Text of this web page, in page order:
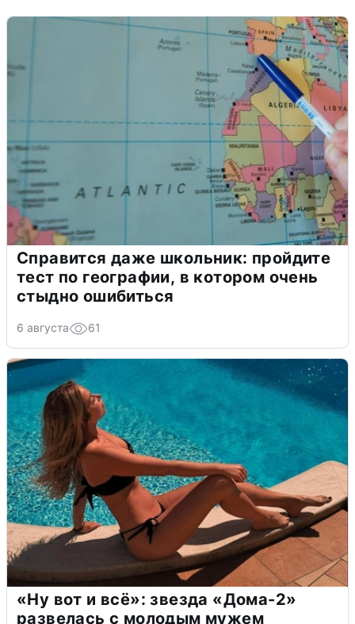
Справится даже школьник: пройдите
тест по географии, в котором очень
стыдно ошибиться
6 августа 61
«Ну вот и всё»: звезда «Дома-2»
развелась с молодым мужем